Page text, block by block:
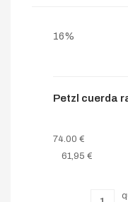
16%
Petzl cuerda
74.00 €
61,95 €